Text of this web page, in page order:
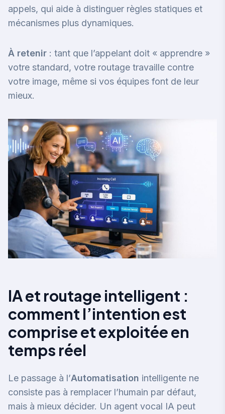
appels, qui aide à distinguer règles statiques et
mécanismes plus dynamiques.
À retenir : tant que l’appelant doit « apprendre »
votre standard, votre routage travaille contre
votre image, même si vos équipes font de leur
mieux.
IA et routage intelligent :
comment l’intention est
comprise et exploitée en
temps réel
Le passage à l’Automatisation intelligente ne
consiste pas à remplacer l’humain par défaut,
mais à mieux décider. Un agent vocal IA peut